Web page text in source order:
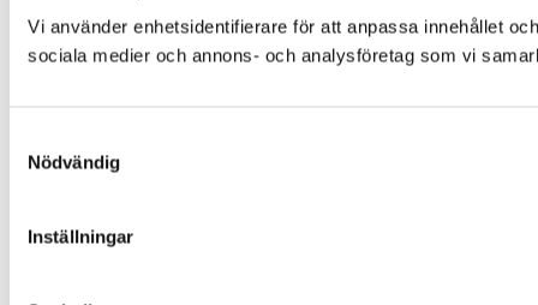
Vi använder enhetsidentifierare för att anpassa innehållet
sociala medier och annons- och analysföretag som vi
Nödvändig
Inställningar